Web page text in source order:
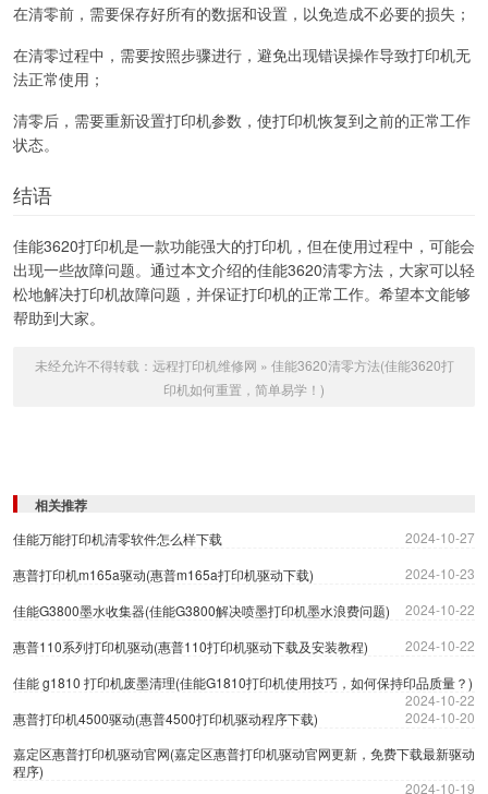
在清零前，需要保存好所有的数据和设置，以免造成不必要的损失；
在清零过程中，需要按照步骤进行，避免出现错误操作导致打印机无
法正常使用；
清零后，需要重新设置打印机参数，使打印机恢复到之前的正常工作
状态。
结语
佳能3620打印机是一款功能强大的打印机，但在使用过程中，可能会
出现一些故障问题。通过本文介绍的佳能3620清零方法，大家可以轻
松地解决打印机故障问题，并保证打印机的正常工作。希望本文能够
帮助到大家。
未经允许不得转载： 远程打印机维修网 » 佳能3620清零方法(佳能3620打
印机如何重置，简单易学！)
相关推荐
佳能万能打印机清零软件怎么样下载
2024-10-27
惠普打印机m165a驱动(惠普m165a打印机驱动下载)
2024-10-23
佳能G3800墨水收集器(佳能G3800解决喷墨打印机墨水浪费问题)
2024-10-22
惠普110系列打印机驱动(惠普110打印机驱动下载及安装教程)
2024-10-22
佳能 g1810 打印机废墨清理(佳能G1810打印机使用技巧，如何保持印品质量？)
2024-10-22
惠普打印机4500驱动(惠普4500打印机驱动程序下载)
2024-10-20
嘉定区惠普打印机驱动官网(嘉定区惠普打印机驱动官网更新，免费下载最新驱动
程序)
2024-10-19